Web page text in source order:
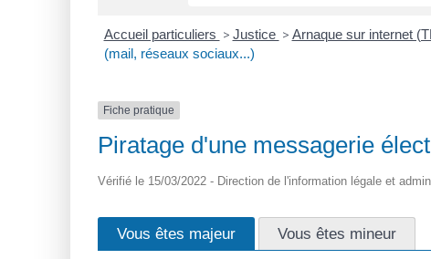
Accueil particuliers > Justice > Arnaque sur internet
(mail, réseaux sociaux...)
Fiche pratique
Piratage d'une messagerie
Vérifié le 15/03/2022 - Direction de l'information légale et
Vous êtes majeur Vous êtes mineur